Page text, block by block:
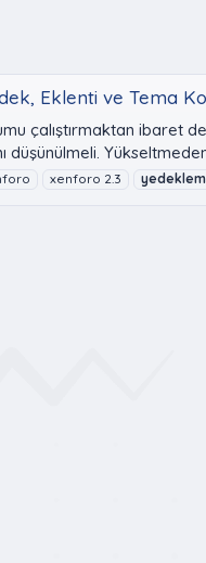
Eklenti ve Tema
çalıştırmaktan
xenforo 2.3